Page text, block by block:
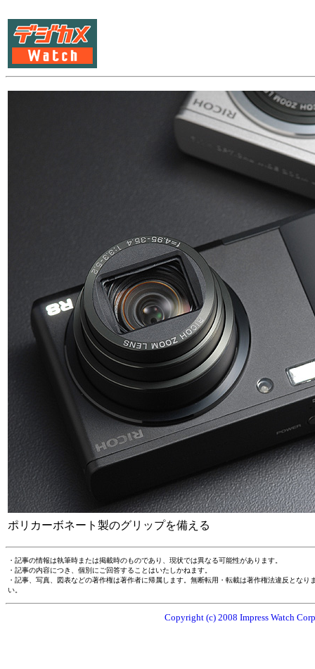
ポリカーボネート製のグリップを備える
・記事の情報は執筆時または掲載時のものであり、現状では異なる可能性があります。
・記事の内容につき、個別にご回答することはいたしかねます。
・記事、写真、図表などの著作権は著作者に帰属します。無断転用・転載は著作権法違反とな
い。
Copyright (c) 2008 Impress Watch